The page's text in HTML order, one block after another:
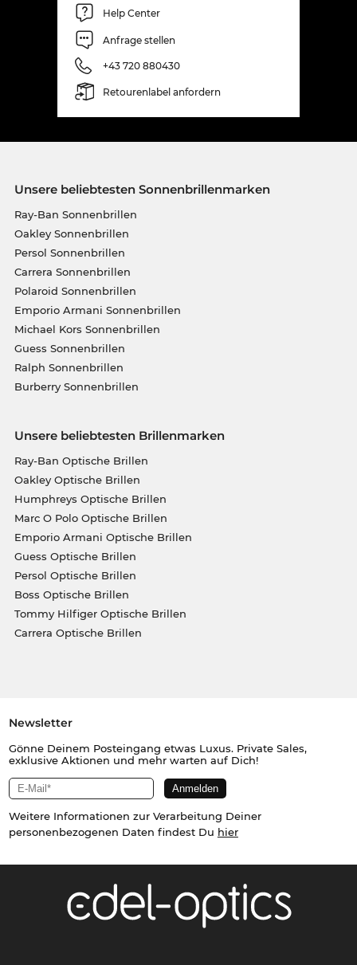
Help Center
Anfrage stellen
+43 720 880430
Retourenlabel anfordern
Unsere beliebtesten Sonnenbrillenmarken
Ray-Ban Sonnenbrillen
Oakley Sonnenbrillen
Persol Sonnenbrillen
Carrera Sonnenbrillen
Polaroid Sonnenbrillen
Emporio Armani Sonnenbrillen
Michael Kors Sonnenbrillen
Guess Sonnenbrillen
Ralph Sonnenbrillen
Burberry Sonnenbrillen
Unsere beliebtesten Brillenmarken
Ray-Ban Optische Brillen
Oakley Optische Brillen
Humphreys Optische Brillen
Marc O Polo Optische Brillen
Emporio Armani Optische Brillen
Guess Optische Brillen
Persol Optische Brillen
Boss Optische Brillen
Tommy Hilfiger Optische Brillen
Carrera Optische Brillen
Newsletter
Gönne Deinem Posteingang etwas Luxus. Private Sales,
exklusive Aktionen und mehr warten auf Dich!
Weitere Informationen zur Verarbeitung Deiner
personenbezogenen Daten findest Du hier